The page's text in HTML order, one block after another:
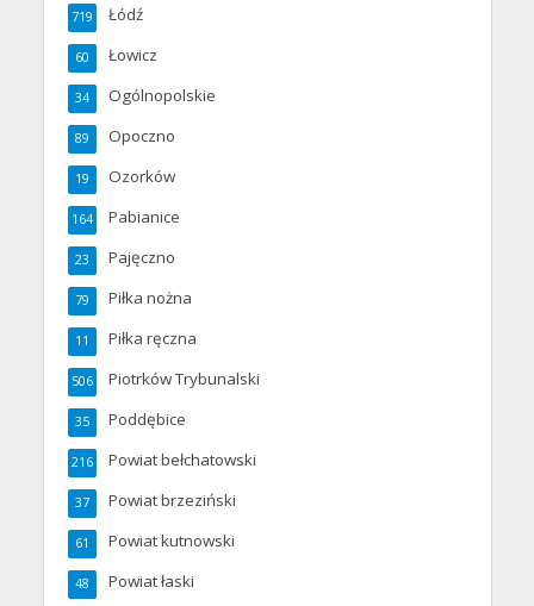
Łódź
719
Łowicz
60
Ogólnopolskie
34
Opoczno
89
Ozorków
19
Pabianice
164
Pajęczno
23
Piłka nożna
79
Piłka ręczna
11
Piotrków Trybunalski
506
Poddębice
35
Powiat bełchatowski
216
Powiat brzeziński
37
Powiat kutnowski
61
Powiat łaski
48